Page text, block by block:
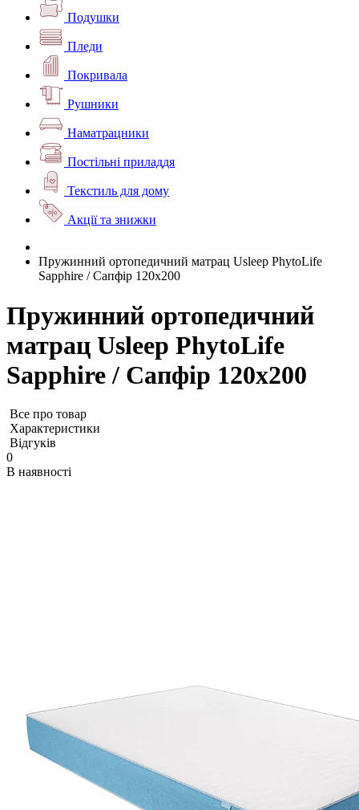
Подушки
Пледи
Покривала
Рушники
Наматрацники
Постільні приладдя
Текстиль для дому
Акції та знижки
Пружинний ортопедичний матрац Usleep PhytoLife
Sapphire / Сапфір 120х200
Пружинний ортопедичний
матрац Usleep PhytoLife
Sapphire / Сапфір 120х200
Все про товар
Характеристики
Відгуків
0
В наявності